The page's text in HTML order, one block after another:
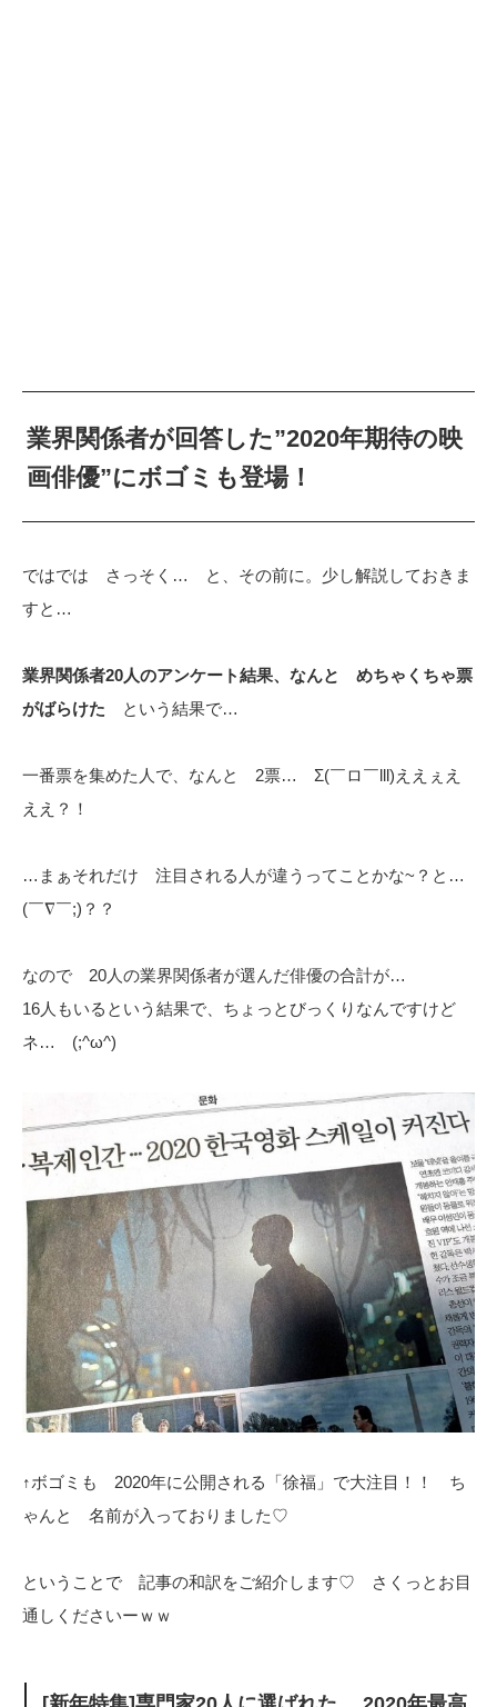
業界関係者が回答した”2020年期待の映
画俳優”にボゴミも登場！
ではでは さっそく… と、その前に。少し解説しておきま
すと…
業界関係者20人のアンケート結果、なんと めちゃくちゃ票
がばらけた
という結果で…
一番票を集めた人で、なんと 2票… Σ(￣ロ￣lll)ええぇえ
ええ？！
…まぁそれだけ 注目される人が違うってことかな~？と…
(￣∇￣;)？？
なので 20人の業界関係者が選んだ俳優の合計が…
16人もいるという結果で、ちょっとびっくりなんですけど
ネ… (;^ω^)
↑ボゴミも 2020年に公開される「徐福」で大注目！！ ち
ゃんと 名前が入っておりました♡
ということで 記事の和訳をご紹介します♡ さくっとお目
通しくださいーｗｗ